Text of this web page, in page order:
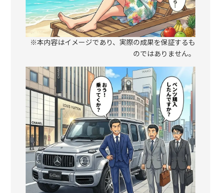
※本内容はイメージであり、実際の成果を保証するも
のではありません。